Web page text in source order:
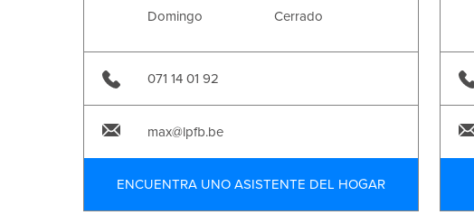
Domingo
Cerrado
071 14 01 92
max@lpfb.be
ENCUENTRA UNO ASISTENTE DEL HOGAR